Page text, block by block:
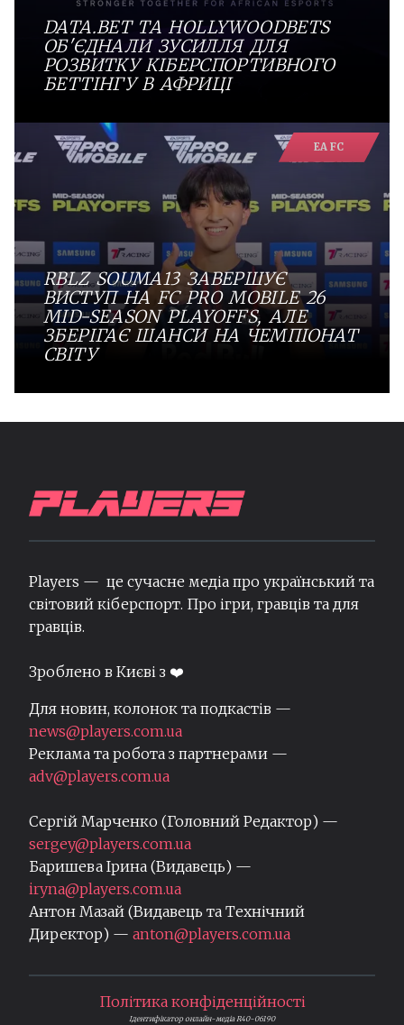
DATA.BET ТА HOLLYWOODBETS
ОБ'ЄДНАЛИ ЗУСИЛЛЯ ДЛЯ
РОЗВИТКУ КІБЕРСПОРТИВНОГО
БЕТТІНГУ В АФРИЦІ
EA FC
RBLZ SOUMA13 ЗАВЕРШУЄ
ВИСТУП НА FC PRO MOBILE 26
MID-SEASON PLAYOFFS, АЛЕ
ЗБЕРІГАЄ ШАНСИ НА ЧЕМПІОНАТ
СВІТУ
Players — це сучасне медіа про український та
світовий кіберспорт. Про ігри, гравців та для
гравців.
Зроблено в Києві з ❤️
Для новин, колонок та подкастів —
news@players.com.ua
Реклама та робота з партнерами —
adv@players.com.ua
Сергій Марченко (Головний Редактор) —
sergey@players.com.ua
Баришева Ірина (Видавець) —
iryna@players.com.ua
Антон Мазай (Видавець та Технічний
Директор) — anton@players.com.ua
Політика конфіденційності
Ідентифікатор онлайн-медіа R40-06190